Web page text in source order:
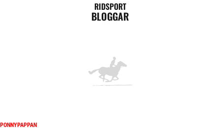
RIDSPORT
BLOGGAR
PONNYPAPPAN